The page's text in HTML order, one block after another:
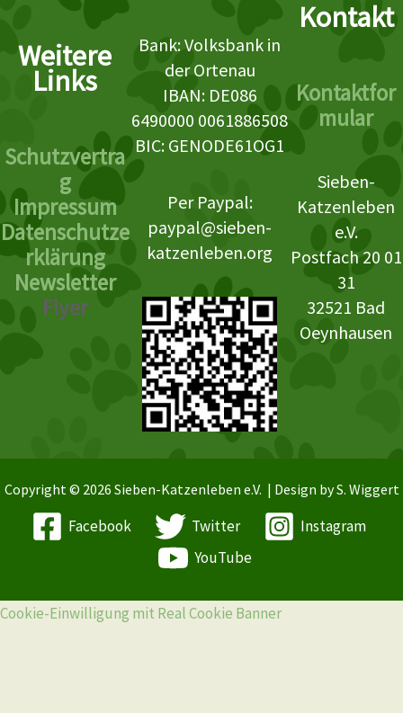
Weitere
Links
Schutzvertra
g
Impressum
Datenschutze
rklärung
Newsletter
Flyer
Bank: Volksbank in
der Ortenau
IBAN: DE086
6490000 0061886508
BIC: GENODE61OG1
Per Paypal:
paypal@sieben-
katzenleben.org
Kontakt
Kontaktfor
mular
Sieben-
Katzenleben
e.V.
Postfach 20 01
31
32521 Bad
Oeynhausen
Copyright © 2026 Sieben-Katzenleben e.V. | Design by S. Wiggert
Facebook Twitter
Instagram
YouTube
Cookie-Einwilligung mit Real Cookie Banner